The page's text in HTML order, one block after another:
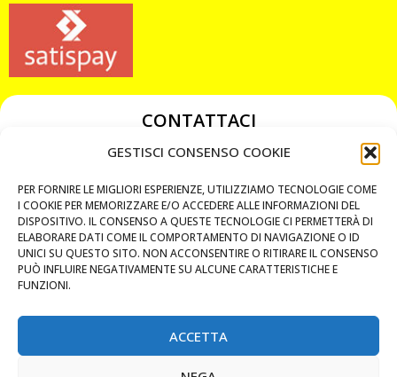
GESTISCI CONSENSO COOKIE
PER FORNIRE LE MIGLIORI ESPERIENZE, UTILIZZIAMO TECNOLOGIE COME
I COOKIE PER MEMORIZZARE E/O ACCEDERE ALLE INFORMAZIONI DEL
DISPOSITIVO. IL CONSENSO A QUESTE TECNOLOGIE CI PERMETTERÀ DI
ELABORARE DATI COME IL COMPORTAMENTO DI NAVIGAZIONE O ID
UNICI SU QUESTO SITO. NON ACCONSENTIRE O RITIRARE IL CONSENSO
PUÒ INFLUIRE NEGATIVAMENTE SU ALCUNE CARATTERISTICHE E
FUNZIONI.
ACCETTA
CONTATTACI
349 3863811
chiavicodificate@gmail.com
Privacy Policy
Cookie Policy
MAPS